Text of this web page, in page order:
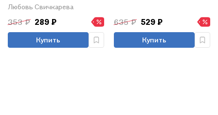
Любовь Свичкарева
353 ₽ 289 ₽
Купить
635 ₽ 529 ₽
Купить